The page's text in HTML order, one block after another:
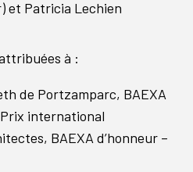
et Patricia Lechien
à :
de Portzamparc, BAEXA
international
BAEXA d’honneur –